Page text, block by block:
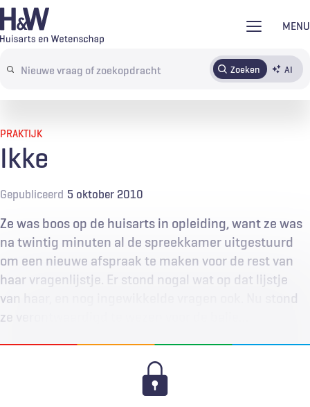
Overslaan
en
de
MENU
Search
terms
Zoeken AI
AbonnerenTijdschrift Inloggen
PRAKTIJK
Ikke
Gepubliceerd 5 oktober 2010
Ze was boos op de huisarts in opleiding, want ze was
na twintig minuten al de spreekkamer uitgestuurd
om een nieuwe afspraak te maken voor de rest van
haar vragenlijstje. Er stond nogal wat op dat lijstje
van haar, en nog ingewikkelde vragen ook. Nu stond
ze verontwaardigd te wezen voor de balie…